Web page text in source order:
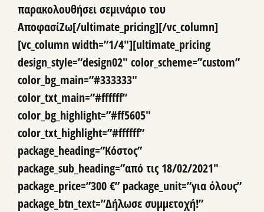
παρακολουθήσει σεμινάριο του
ΑποφασίΖω[/ultimate_pricing][/vc_column]
[vc_column width=”1/4″][ultimate_pricing
design_style=”design02″ color_scheme=”custom”
color_bg_main=”#333333″
color_txt_main=”#ffffff”
color_bg_highlight=”#ff5605″
color_txt_highlight=”#ffffff”
package_heading=”Κόστος”
package_sub_heading=”από τις 18/02/2021″
package_price=”300 €” package_unit=”για όλους”
package_btn_text=”Δήλωσε συμμετοχή!”